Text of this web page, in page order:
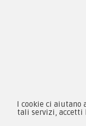
Forze
I cookie ci aiutano
tali servizi, accetti